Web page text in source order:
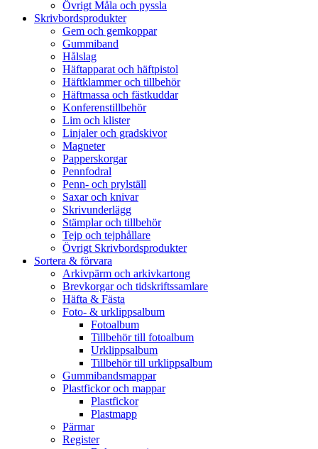
Övrigt Måla och pyssla
Skrivbordsprodukter
Gem och gemkoppar
Gummiband
Hålslag
Häftapparat och häftpistol
Häftklammer och tillbehör
Häftmassa och fästkuddar
Konferenstillbehör
Lim och klister
Linjaler och gradskivor
Magneter
Papperskorgar
Pennfodral
Penn- och prylställ
Saxar och knivar
Skrivunderlägg
Stämplar och tillbehör
Tejp och tejphållare
Övrigt Skrivbordsprodukter
Sortera & förvara
Arkivpärm och arkivkartong
Brevkorgar och tidskriftssamlare
Häfta & Fästa
Foto- & urklippsalbum
Fotoalbum
Tillbehör till fotoalbum
Urklippsalbum
Tillbehör till urklippsalbum
Gummibandsmappar
Plastfickor och mappar
Plastfickor
Plastmapp
Pärmar
Register